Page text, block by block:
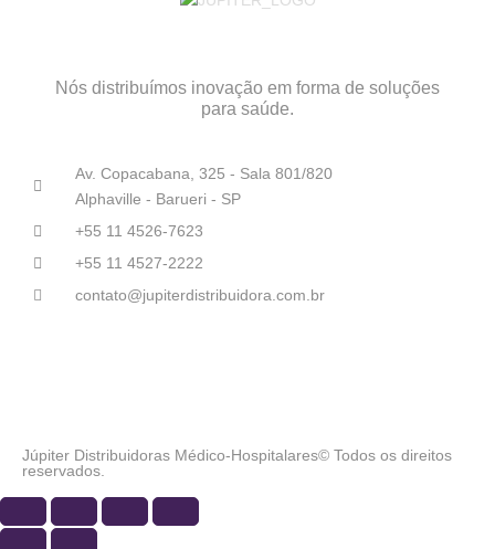
Nós distribuímos inovação em forma de soluções
para saúde.
Av. Copacabana, 325 - Sala 801/820
Alphaville - Barueri - SP
+55 11 4526-7623
+55 11 4527-2222
contato@jupiterdistribuidora.com.br
Júpiter Distribuidoras Médico-Hospitalares© Todos os direitos
reservados.